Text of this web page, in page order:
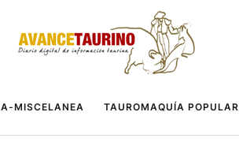
MISCELANEA TAUROMAQUÍA POPULAR